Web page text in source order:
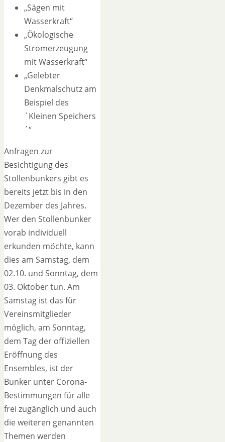
„Sägen mit
Wasserkraft“
„Ökologische
Stromerzeugung
mit Wasserkraft“
„Gelebter
Denkmalschutz am
Beispiel des
`Kleinen Speichers
´“
Anfragen zur
Besichtigung des
Stollenbunkers gibt es
bereits jetzt bis in den
Dezember des Jahres.
Wer den Stollenbunker
vorab individuell
erkunden möchte, kann
dies am Samstag, dem
02.10. und Sonntag, dem
03. Oktober tun. Am
Samstag ist das für
Vereinsmitglieder
möglich, am Sonntag,
dem Tag der offiziellen
Eröffnung des
Ensembles, ist der
Bunker unter Corona-
Bestimmungen für alle
frei zugänglich und auch
die weiteren genannten
Themen werden